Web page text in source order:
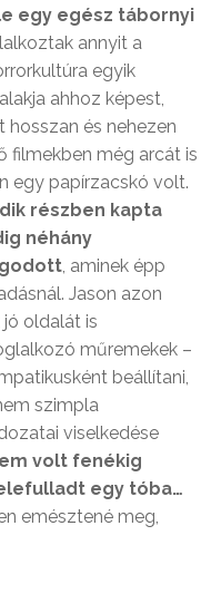
egy egész tábornyi
annyit a
egyik
ahhoz képest,
és nehezen
filmekben még arcát is
egy papírzacskó volt.
részben kapta
néhány
, aminek épp
Jason azon
jó oldalát is
műremekek –
beállítani,
szimpla
viselkedése
volt fenékig
egy tóba…
emésztené meg,